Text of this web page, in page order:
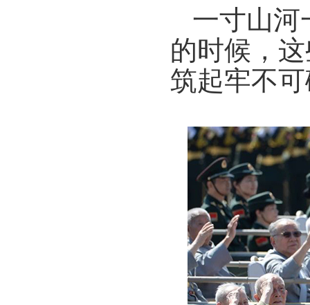
一寸山河
的时候，
筑起牢不